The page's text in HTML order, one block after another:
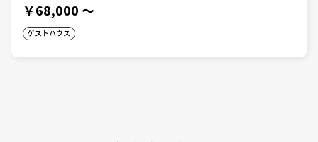
￥68,000～
ゲストハウス